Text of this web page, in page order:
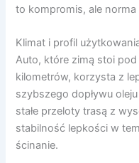
to kompromis, ale
Klimat i profil
Auto, które zimą stoi
kilometrów, korzysta z
szybszego dopływu
stałe przeloty trasą z
stabilność lepkości w
ścinanie.